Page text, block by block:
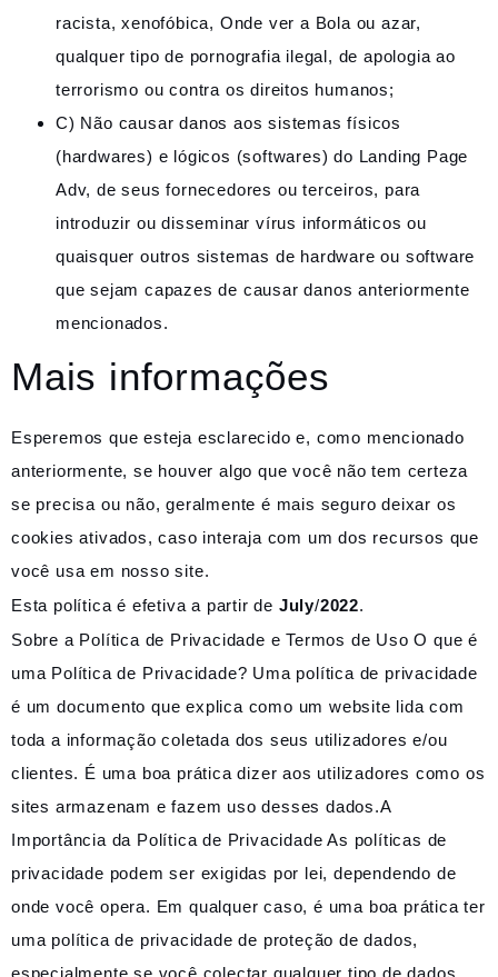
racista, xenofóbica, Onde ver a Bola ou azar,
qualquer tipo de pornografia ilegal, de apologia ao
terrorismo ou contra os direitos humanos;
C) Não causar danos aos sistemas físicos
(hardwares) e lógicos (softwares) do Landing Page
Adv, de seus fornecedores ou terceiros, para
introduzir ou disseminar vírus informáticos ou
quaisquer outros sistemas de hardware ou software
que sejam capazes de causar danos anteriormente
mencionados.
Mais informações
Esperemos que esteja esclarecido e, como mencionado
anteriormente, se houver algo que você não tem certeza
se precisa ou não, geralmente é mais seguro deixar os
cookies ativados, caso interaja com um dos recursos que
você usa em nosso site.
Esta política é efetiva a partir de July/2022.
Sobre a Política de Privacidade e Termos de Uso O que é
uma Política de Privacidade? Uma política de privacidade
é um documento que explica como um website lida com
toda a informação coletada dos seus utilizadores e/ou
clientes. É uma boa prática dizer aos utilizadores como os
sites armazenam e fazem uso desses dados.A
Importância da Política de Privacidade As políticas de
privacidade podem ser exigidas por lei, dependendo de
onde você opera. Em qualquer caso, é uma boa prática ter
uma política de privacidade de proteção de dados,
especialmente se você colectar qualquer tipo de dados